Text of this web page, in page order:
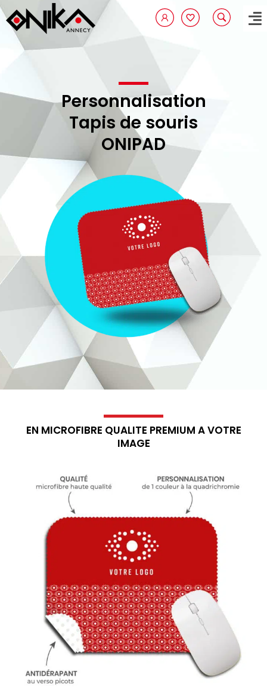
au
contenu
Personnalisation
Tapis de souris
ONIPAD
EN MICROFIBRE QUALITE PREMIUM A VOTRE
IMAGE